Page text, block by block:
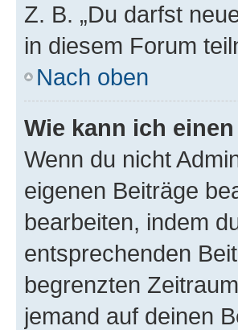
Z. B. „Du darfst
in diesem Forum
Nach oben
Wie kann ich
Wenn du nicht
eigenen Beiträge
bearbeiten, indem
entsprechenden
begrenzten
jemand auf deinen